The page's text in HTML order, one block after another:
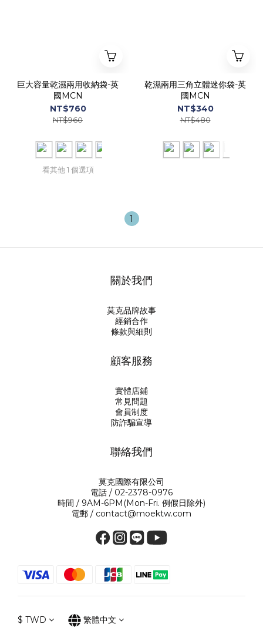
巨大容量乾濕兩用收納袋-英
國MCN
NT$760
NT$960
看其他 1 個選項
乾濕兩用三角立體迷你袋-英
國MCN
NT$340
NT$480
1
關於我們
莫克品牌故事
經銷合作
條款與細則
顧客服務
實體店鋪
常見問題
會員制度
防詐騙宣導
聯絡我們
莫克國際有限公司
電話 / 02-2378-0976
時間 / 9AM-6PM(Mon-Fri. 例假日除外)
電郵 / contact@moektw.com
$ TWD 繁體中文